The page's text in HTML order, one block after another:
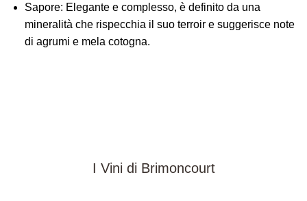
Sapore: Elegante e complesso, è definito da una
mineralità che rispecchia il suo terroir e suggerisce note
di agrumi e mela cotogna.
I Vini di Brimoncourt